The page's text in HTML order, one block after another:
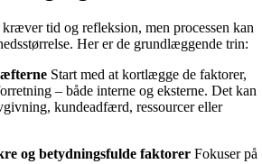
tid og refleksion, men processen kan
Her er de grundlæggende trin:
Start med at kortlægge de faktorer,
– både interne og eksterne. Det kan
kundeadfærd, ressourcer eller
og betydningsfulde faktorer Fokuser på